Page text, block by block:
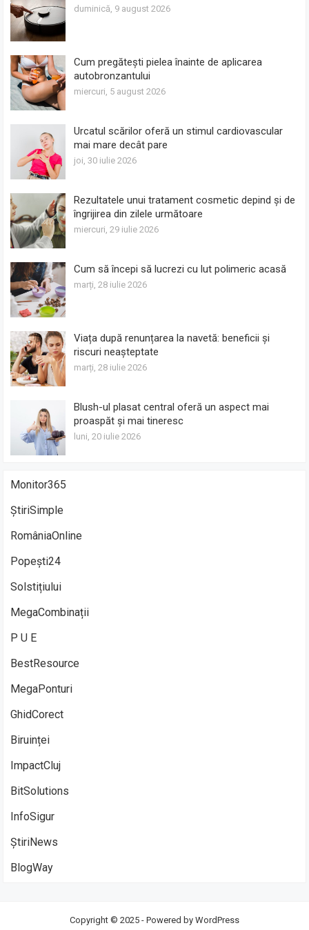
duminică, 9 august 2026
Cum pregătești pielea înainte de aplicarea
autobronzantului
miercuri, 5 august 2026
Urcatul scărilor oferă un stimul cardiovascular
mai mare decât pare
joi, 30 iulie 2026
Rezultatele unui tratament cosmetic depind și de
îngrijirea din zilele următoare
miercuri, 29 iulie 2026
Cum să începi să lucrezi cu lut polimeric acasă
marți, 28 iulie 2026
Viața după renunțarea la navetă: beneficii și
riscuri neașteptate
marți, 28 iulie 2026
Blush-ul plasat central oferă un aspect mai
proaspăt și mai tineresc
luni, 20 iulie 2026
Monitor365
ȘtiriSimple
RomâniaOnline
Popești24
Solstițiului
MegaCombinații
P U E
BestResource
MegaPonturi
GhidCorect
Biruinței
ImpactCluj
BitSolutions
InfoSigur
ȘtiriNews
BlogWay
Copyright © 2025 - Powered by WordPress